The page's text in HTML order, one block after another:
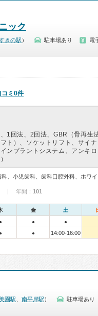
ック
きの駅 ） 駐車場あり
電
コミ0件
1回法、2回法、GBR（骨再生
フト）、ソケットリフト、サイ
ンプラントシステム、アンキ
科、小児歯科、歯科口腔外科、ホワ
| 年間： 101
金 土
● ● ●
● ● 14:00-16:00
園駅 南平岸駅 ）
駐車場あり